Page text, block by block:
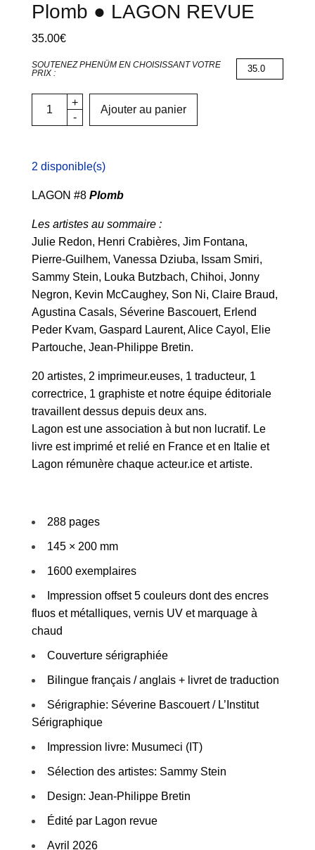
Plomb ● LAGON REVUE
35.00€
SOUTENEZ PHENÜM EN CHOISISSANT VOTRE
PRIX :
Ajouter au panier
2 disponible(s)
LAGON #8 Plomb
Les artistes au sommaire :
Julie Redon, Henri Crabières, Jim Fontana,
Pierre-Guilhem, Vanessa Dziuba, Issam Smiri,
Sammy Stein, Louka Butzbach, Chihoi, Jonny
Negron, Kevin McCaughey, Son Ni, Claire Braud,
Agustina Casals, Séverine Bascouert, Erlend
Peder Kvam, Gaspard Laurent, Alice Cayol, Elie
Partouche, Jean-Philippe Bretin.
20 artistes, 2 imprimeur.euses, 1 traducteur, 1
correctrice, 1 graphiste et notre équipe éditoriale
travaillent dessus depuis deux ans.
Lagon est une association à but non lucratif. Le
livre est imprimé et relié en France et en Italie et
Lagon rémunère chaque acteur.ice et artiste.
288 pages
145 × 200 mm
1600 exemplaires
Impression offset 5 couleurs dont des encres
fluos et métalliques, vernis UV et marquage à
chaud
Couverture sérigraphiée
Bilingue français / anglais + livret de traduction
Sérigraphie: Séverine Bascouert / L’Institut
Sérigraphique
Impression livre: Musumeci (IT)
Sélection des artistes: Sammy Stein
Design: Jean-Philippe Bretin
Édité par Lagon revue
Avril 2026